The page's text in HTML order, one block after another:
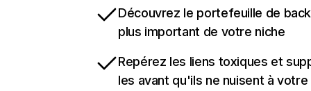
Découvrez le portefeuille de
plus important de votre niche
Repérez les liens toxiques et
les avant qu'ils ne nuisent à